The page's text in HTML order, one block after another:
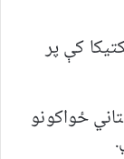
کې پر
ځواکونو